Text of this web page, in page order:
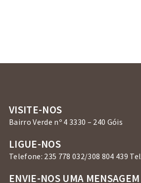
VISITE-NOS
Bairro Verde nº 4 3330 – 240 Góis
LIGUE-NOS
Telefone: 235 778 032/308 804 439
ENVIE-NOS UMA MENSAGEM